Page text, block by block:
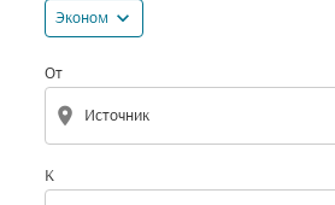
Эконом expand_more
От
location_on
К